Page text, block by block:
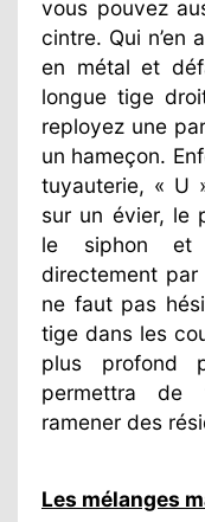
vous pouvez
cintre. Qui n’en
en métal et
longue tige
reployez une
un hameçon.
tuyauterie, « U
sur un évier, le
le siphon et
directement
ne faut pas
tige dans les
plus profond
permettra de
ramener des
Les mélanges